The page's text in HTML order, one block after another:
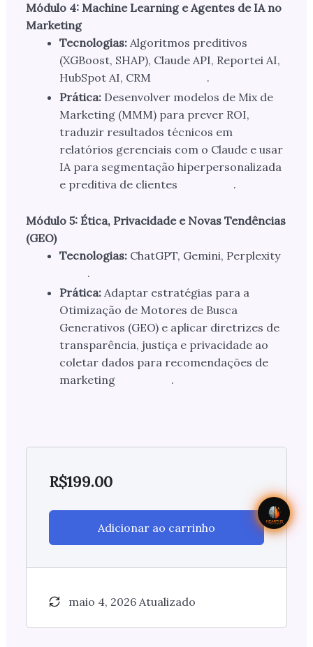
Módulo 4: Machine Learning e Agentes de IA no
Marketing
Tecnologias:Algoritmos preditivos
(XGBoost, SHAP), Claude API, Reportei AI,
HubSpot AI, CRM
.
Prática:Desenvolver modelos de Mix de
Marketing (MMM) para prever ROI,
traduzir resultados técnicos em
relatórios gerenciais com o Claude e usar
IA para segmentação hiperpersonalizada
e preditiva de clientes
.
Módulo 5: Ética, Privacidade e Novas Tendências
(GEO)
Tecnologias:ChatGPT, Gemini, Perplexity
.
Prática:Adaptar estratégias para a
Otimização de Motores de Busca
Generativos (GEO) e aplicar diretrizes de
transparência, justiça e privacidade ao
coletar dados para recomendações de
marketing
.
R$199.00
Adicionar ao carrinho
maio 4, 2026 Atualizado